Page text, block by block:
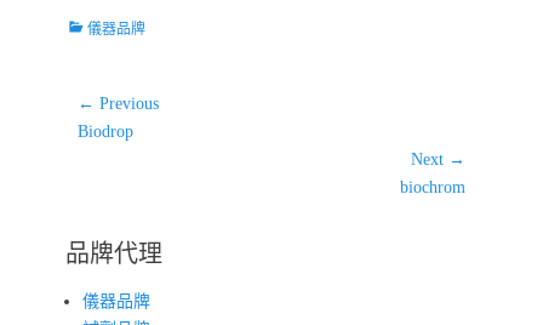
Categories
儀器品牌
文
章
← Previous
Previous
Biodrop
Next →
biochrom
品牌代理
儀器品牌